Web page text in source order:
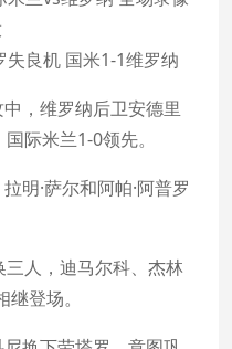
良机 国米1-1维罗纳
，维罗纳后卫安德里
际米兰1-0领先。
明·萨尔和阿帕·阿普罗
人，迪马尔科、杰林
登场。